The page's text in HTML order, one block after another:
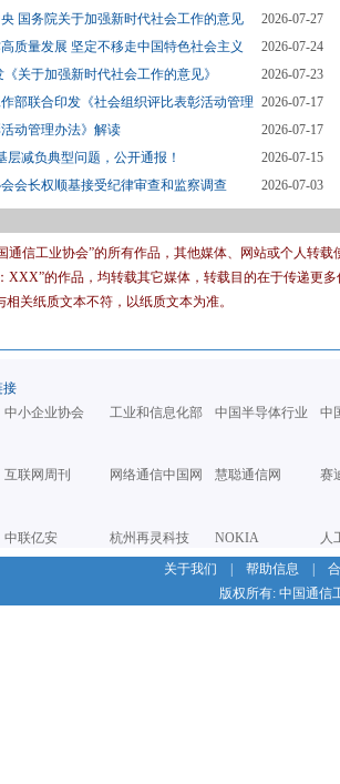
国务院关于加强新时代社会工作的意见
2026-07-27
质量发展 坚定不移走中国特色社会主义
2026-07-24
关于加强新时代社会工作的意见》
2026-07-23
部联合印发《社会组织评比表彰活动管理
2026-07-17
活动管理办法》解读
2026-07-17
层减负典型问题，公开通报！
2026-07-15
会长权顺基接受纪律审查和监察调查 2026-07-03
通信工业协会”的所有作品，其他媒体、网站或个人转
XXX”的作品，均转载其它媒体，转载目的在于传递更
关纸质文本不符，以纸质文本为准。
接
中小企业协会 工业和信息化部 中国半导体行业 中
互联网周刊 网络通信中国网 慧聪通信网 赛
中联亿安 杭州再灵科技 NOKIA
人
关于我们
帮助信息
版权所有: 中国通信